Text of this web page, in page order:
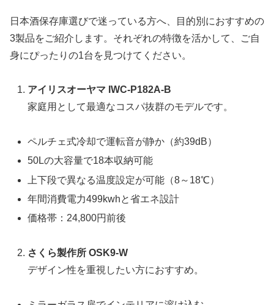
日本酒保存庫選びで迷っている方へ、目的別におすすめの
3製品をご紹介します。それぞれの特徴を活かして、ご自
身にぴったりの1台を見つけてください。
アイリスオーヤマ IWC-P182A-B
家庭用として最適なコスパ抜群のモデルです。
ペルチェ式冷却で運転音が静か（約39dB）
50Lの大容量で18本収納可能
上下段で異なる温度設定が可能（8～18℃）
年間消費電力499kwhと省エネ設計
価格帯：24,800円前後
さくら製作所 OSK9-W
デザイン性を重視したい方におすすめ。